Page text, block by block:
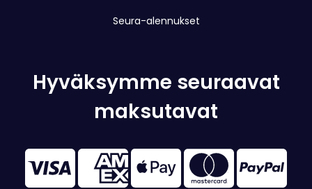
Seura-alennukset
Hyväksymme seuraavat
maksutavat